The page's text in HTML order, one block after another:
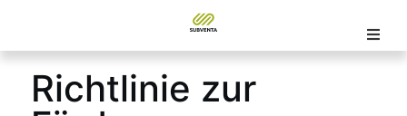
Richtlinie zur